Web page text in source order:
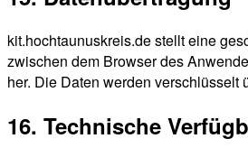
kit.hochtaunuskreis.de stellt eine
zwischen dem Browser des
her. Die Daten werden verschlüsselt
16. Technische